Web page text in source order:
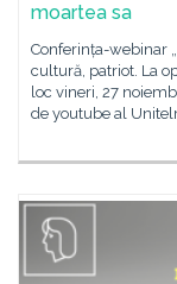
moartea sa
Conferința-webinar
cultură, patriot. La
loc vineri, 27
de youtube al